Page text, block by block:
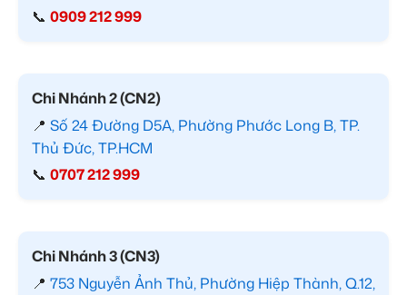
📞 0909 212 999
Chi Nhánh 2 (CN2)
📍 Số 24 Đường D5A, Phường Phước Long B, TP.
Thủ Đức, TP.HCM
📞 0707 212 999
Chi Nhánh 3 (CN3)
📍 753 Nguyễn Ảnh Thủ, Phường Hiệp Thành, Q.12,